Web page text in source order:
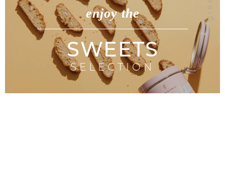
enjoy the
SWEETS
SELECTION